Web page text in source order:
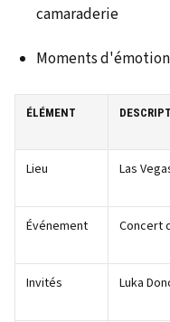
camaraderie
Moments
ÉLÉMENT
Lieu Las
Événement Concert
Invités Luka